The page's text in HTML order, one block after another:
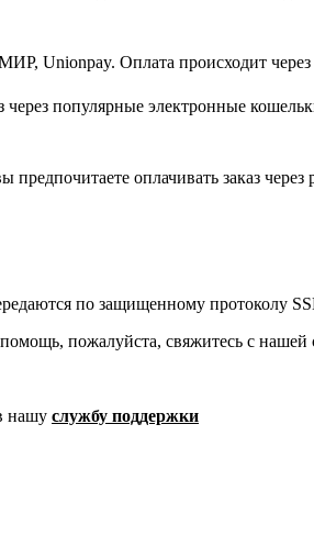
Unionpay. Оплата происходит
через популярные электронные
предпочитаете оплачивать заказ
по защищенному протоколу
пожалуйста, свяжитесь с
нашу службу поддержки